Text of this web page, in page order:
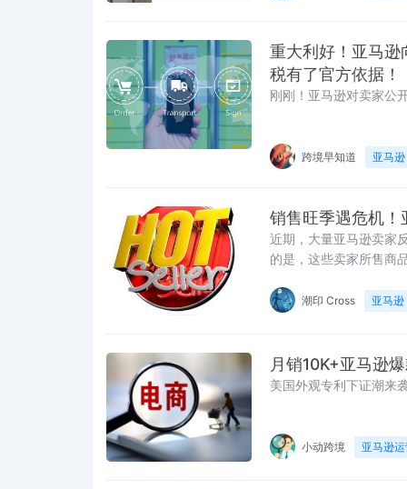
重大利好！亚马
税有了官方依据！
刚刚！亚马逊对卖家公
跨境早知道 亚马逊
销售旺季遇危机！
近期，大量亚马逊卖家
的是，这些卖家所售商
潮印 Cross 亚马逊
月销10K+亚马逊
美国外观专利下证潮来
小动跨境 亚马逊